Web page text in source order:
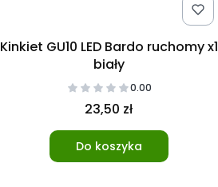
Kinkiet GU10 LED Bardo ruchomy x1
biały
0.00
23,50 zł
Do koszyka